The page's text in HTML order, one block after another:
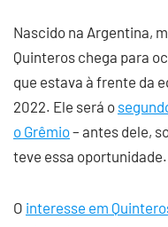
Nascido na Argentina,
Quinteros chega para
que estava à frente da
2022. Ele será o
o Grêmio– antes dele,
teve essa oportunidade.
O interesse em